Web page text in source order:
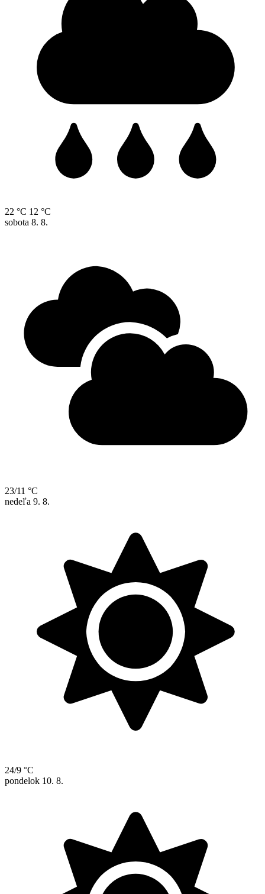
22 °C 12 °C
sobota 8. 8.
23/11 °C
nedeľa 9. 8.
24/9 °C
pondelok 10. 8.